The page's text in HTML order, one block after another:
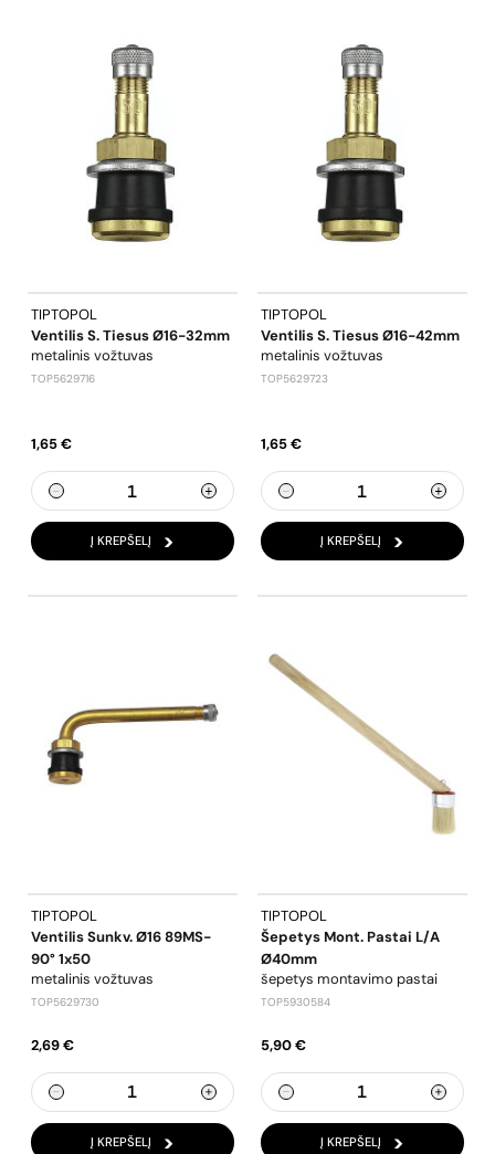
TIPTOPOL
Ventilis S. Tiesus Ø16-32mm
metalinis vožtuvas
TOP5629716
1,65 €
Į KREPŠELĮ
TIPTOPOL
Ventilis S. Tiesus Ø16-42mm
metalinis vožtuvas
TOP5629723
1,65 €
Į KREPŠELĮ
TIPTOPOL
Ventilis Sunkv. Ø16 89MS-
90° 1x50
metalinis vožtuvas
TOP5629730
2,69 €
Į KREPŠELĮ
TIPTOPOL
Šepetys Mont. Pastai L/A
Ø40mm
šepetys montavimo pastai
TOP5930584
5,90 €
Į KREPŠELĮ